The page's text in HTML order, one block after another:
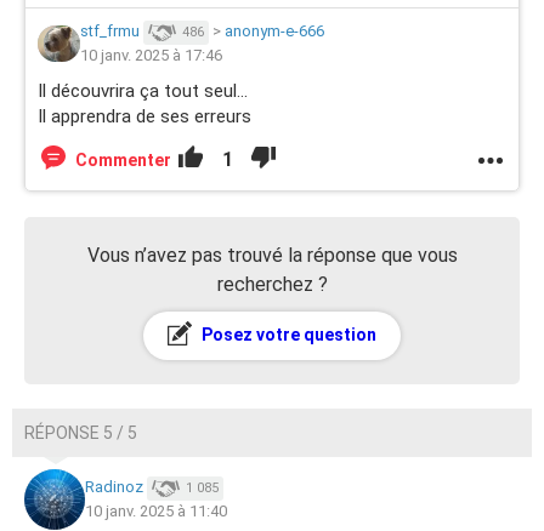
stf_frmu 486 > anonym-e-666
10 janv. 2025 à 17:46
Il découvrira ça tout seul...
Il apprendra de ses erreurs
Commenter 1
Vous n’avez pas trouvé la réponse que vous
recherchez ?
Posez votre question
RÉPONSE 5 / 5
Radinoz 1 085
10 janv. 2025 à 11:40